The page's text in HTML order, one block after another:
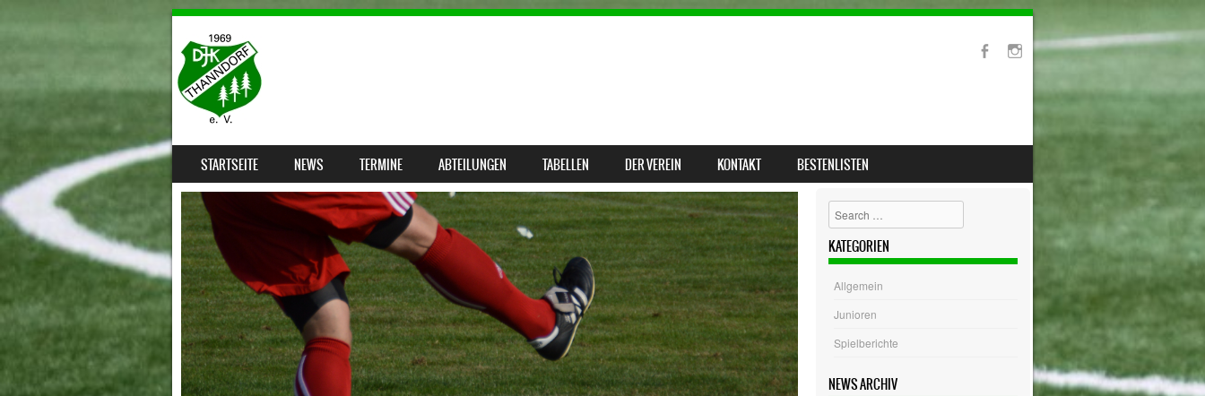
MENU
SKIP TO CONTENT
STARTSEITE NEWS TERMINE ABTEILUNGEN TABELLEN DER VEREIN KONTAKT BESTENLISTEN
Search
KATEGORIEN
Allgemein
Junioren
Spielberichte
NEWS ARCHIV